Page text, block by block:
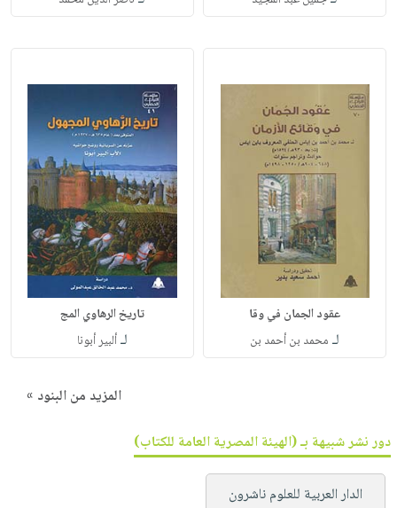
عقود الجمان في وقا
لـ محمد بن أحمد بن
تاريخ الرهاوي المج
لـألبير أبونا
المزيد من البنود »
دور نشر شبيهة بـ (الهيئة المصرية العامة للكتاب)
الدار العربية للعلوم ناشرون